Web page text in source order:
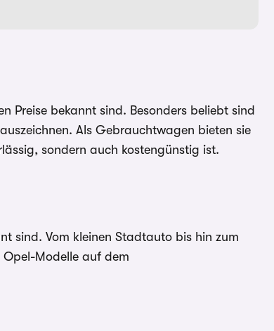
Preise bekannt sind. Besonders beliebt sind
Als Gebrauchtwagen bieten sie
sondern auch kostengünstig ist.
sind. Vom kleinen Stadtauto bis hin zum
Modelle auf dem